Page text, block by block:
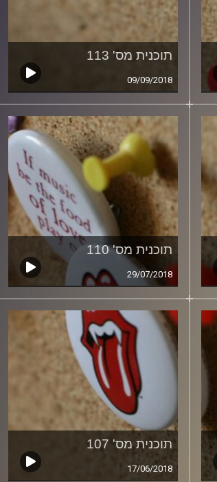
תוכנית מס' 113
09/09/2018
תוכנית מס' 110
29/07/2018
תוכנית מס' 107
17/06/2018